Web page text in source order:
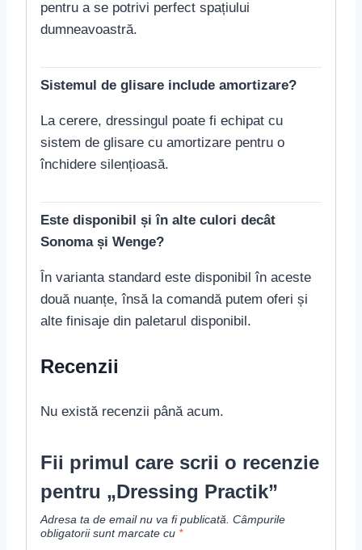
pentru a se potrivi perfect spațiului
dumneavoastră.
Sistemul de glisare include amortizare?
La cerere, dressingul poate fi echipat cu
sistem de glisare cu amortizare pentru o
închidere silențioasă.
Este disponibil și în alte culori decât
Sonoma și Wenge?
În varianta standard este disponibil în aceste
două nuanțe, însă la comandă putem oferi și
alte finisaje din paletarul disponibil.
Recenzii
Nu există recenzii până acum.
Fii primul care scrii o recenzie
pentru „Dressing Practik”
Adresa ta de email nu va fi publicată. Câmpurile
obligatorii sunt marcate cu *